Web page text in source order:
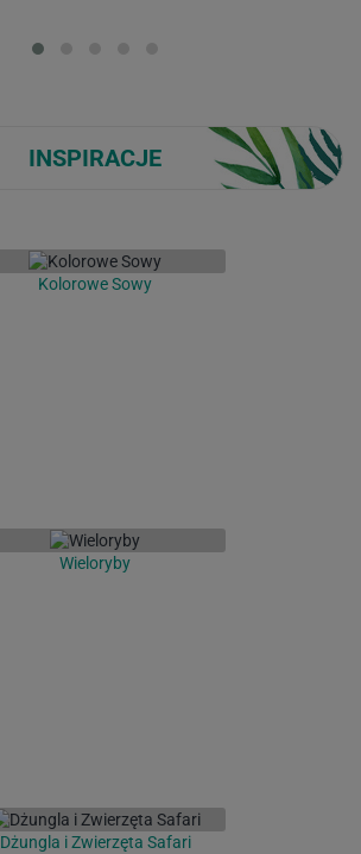
INSPIRACJE
Kolorowe Sowy
Wieloryby
Dżungla i Zwierzęta Safari